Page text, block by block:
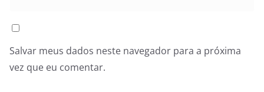
Salvar meus dados neste navegador para a próxima
vez que eu comentar.